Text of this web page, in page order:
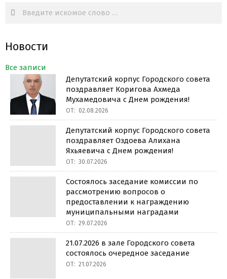
Новости
Все записи
Депутатский корпус Городского совета
поздравляет Коригова Ахмеда
Мухамедовича с Днем рождения!
ОТ: 02.08.2026
Депутатский корпус Городского совета
поздравляет Оздоева Алихана
Яхьяевича с Днем рождения!
ОТ: 30.07.2026
Состоялось заседание комиссии по
рассмотрению вопросов о
предоставлении к награждению
муниципальными наградами
ОТ: 29.07.2026
21.07.2026 в зале Городского совета
состоялось очередное заседание
ОТ: 21.07.2026